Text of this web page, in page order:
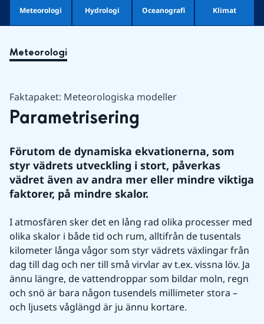
Meteorologi Hydrologi Oceanografi Klimat
Meteorologi
Faktapaket: Meteorologiska modeller
Parametrisering
Förutom de dynamiska ekvationerna, som
styr vädrets utveckling i stort, påverkas
vädret även av andra mer eller mindre viktiga
faktorer, på mindre skalor.
I atmosfären sker det en lång rad olika processer med
olika skalor i både tid och rum, alltifrån de tusentals
kilometer långa vågor som styr vädrets växlingar från
dag till dag och ner till små virvlar av t.ex. vissna löv. Ja
ännu längre, de vattendroppar som bildar moln, regn
och snö är bara någon tusendels millimeter stora –
och ljusets våglängd är ju ännu kortare.